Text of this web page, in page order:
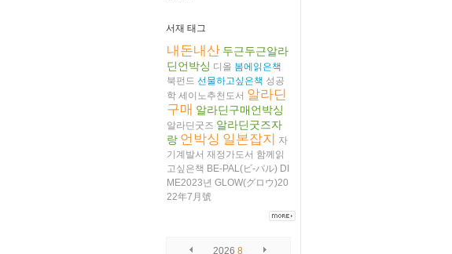
서재 태그
내돈내산 두근두근알라
딘언박싱 디올 봄에읽은책
북펀드 선물하고싶은책 성공
학 세이노추천도서 알라딘
구매 알라딘구매언박싱
알라딘굿즈 알라딘굿즈자
랑 언박싱 일본잡지 자
기계발서 재정가도서 함께읽
고싶은책 BE-PAL(ビ-パル) DI
ME2023년 GLOW(グロウ)20
22年7月號
2026 8